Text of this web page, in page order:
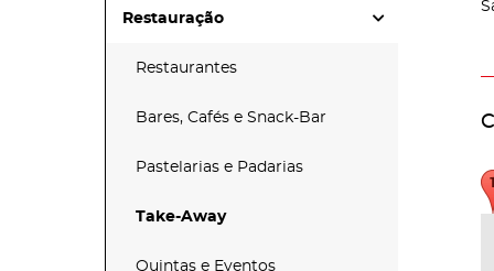
Restauração
Restaurantes
Bares, Cafés e Snack-Bar
Pastelarias e Padarias
Take-Away
Quintas e Eventos